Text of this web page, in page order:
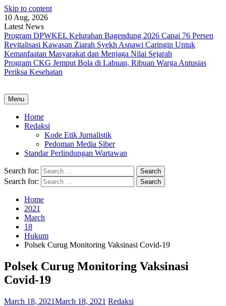
Skip to content
10 Aug, 2026
Latest News
Program DPWKEL Kelurahan Bagendung 2026 Capai 76 Persen
Revitalisasi Kawasan Ziarah Syekh Asnawi Caringin Untuk
Kemanfaatan Masyarakat dan Menjaga Nilai Sejarah
Program CKG Jemput Bola di Labuan, Ribuan Warga Antusias
Periksa Kesehatan
Menu
Home
Redaksi
Kode Etik Jurnalistik
Pedoman Media Siber
Standar Perlindungan Wartawan
Search for:
Search for:
Home
2021
March
18
Hukum
Polsek Curug Monitoring Vaksinasi Covid-19
Polsek Curug Monitoring Vaksinasi
Covid-19
March 18, 2021March 18, 2021 Redaksi